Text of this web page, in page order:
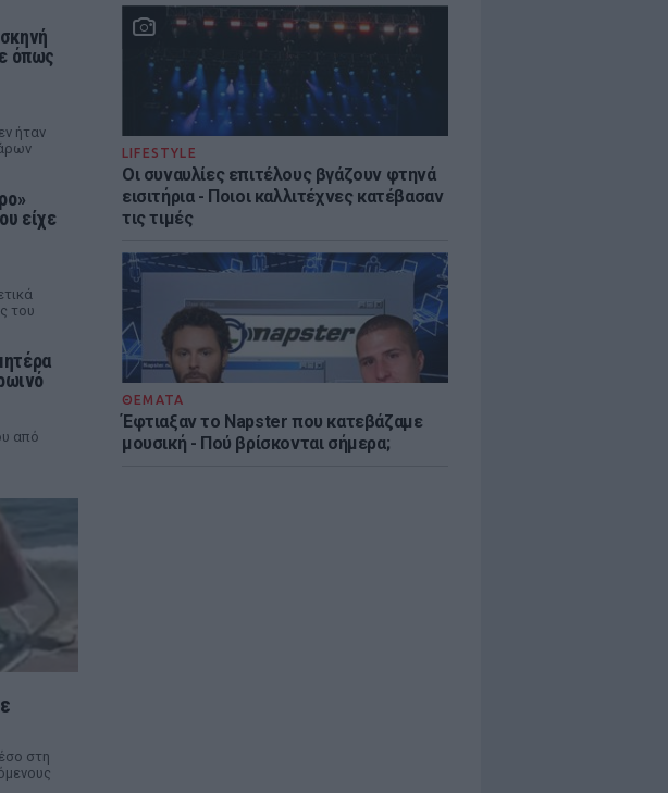
LIFESTYLE
Οι συναυλίες επιτέλους βγάζουν φτηνά
εισιτήρια - Ποιοι καλλιτέχνες κατέβασαν
τις τιμές
ΘΕΜΑΤΑ
Έφτιαξαν το Napster που κατεβάζαμε
μουσική - Πού βρίσκονται σήμερα;
όπως
ήταν
είχε
του
από
στη